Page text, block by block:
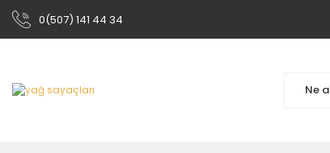
0(507) 141 44 34